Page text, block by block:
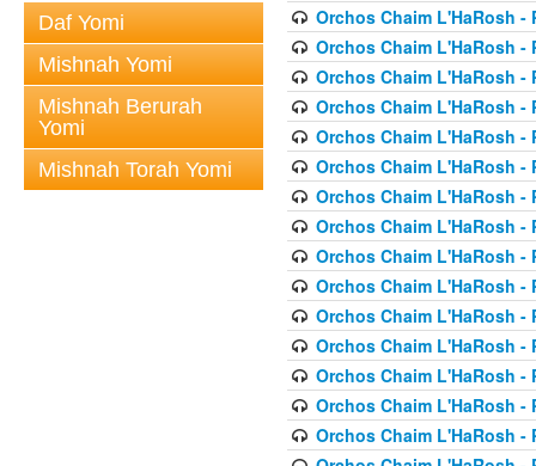
Daf Yomi
Mishnah Yomi
Mishnah Berurah
Yomi
Mishnah Torah Yomi
Orchos Chaim L'HaRosh -
Orchos Chaim L'HaRosh -
Orchos Chaim L'HaRosh -
Orchos Chaim L'HaRosh -
Orchos Chaim L'HaRosh -
Orchos Chaim L'HaRosh -
Orchos Chaim L'HaRosh -
Orchos Chaim L'HaRosh -
Orchos Chaim L'HaRosh -
Orchos Chaim L'HaRosh -
Orchos Chaim L'HaRosh -
Orchos Chaim L'HaRosh -
Orchos Chaim L'HaRosh -
Orchos Chaim L'HaRosh -
Orchos Chaim L'HaRosh -